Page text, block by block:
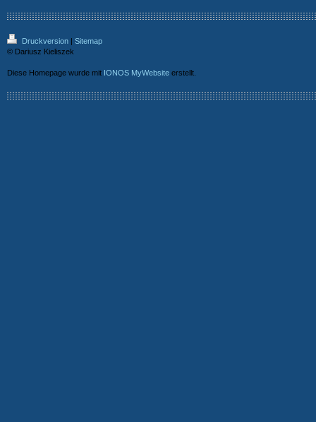
Druckversion | Sitemap
© Dariusz Kieliszek
Diese Homepage wurde mit IONOS MyWebsite erstellt.